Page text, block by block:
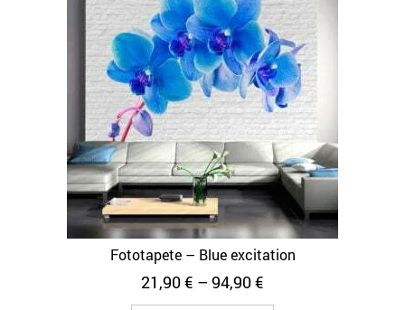
Fototapete – Blue excitation
21,90€ –94,90€